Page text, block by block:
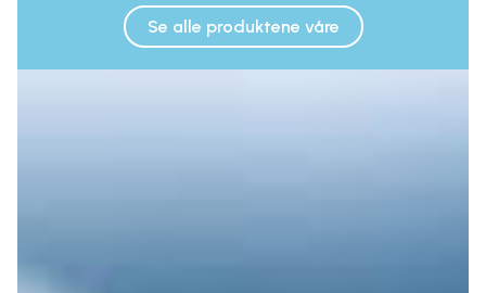
Se alle produktene våre